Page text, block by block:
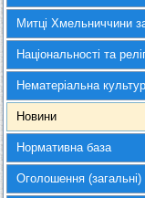
Митці Хмельниччини
Національності та
Нематеріальна
Новини
Нормативна база
Оголошення (загальні)